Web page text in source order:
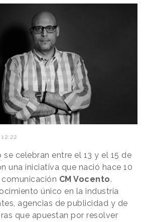
se celebran entre el 13 y el 15 de
una iniciativa que nació hace 10
CM Vocento.
único en la industria
agencias de publicidad y de
que apuestan por resolver